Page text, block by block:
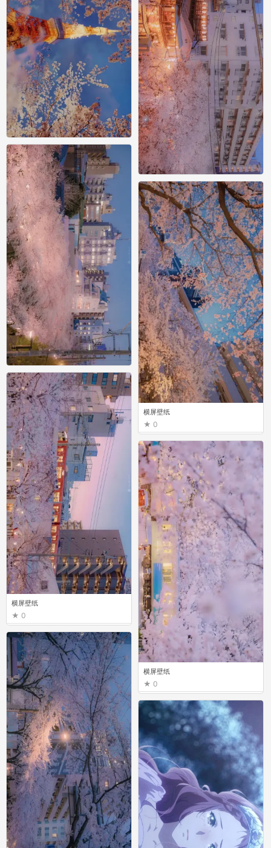
横屏壁纸
0
横屏壁纸
0
横屏壁纸
0
横屏壁纸
0
横屏壁纸
1
横屏壁纸
1